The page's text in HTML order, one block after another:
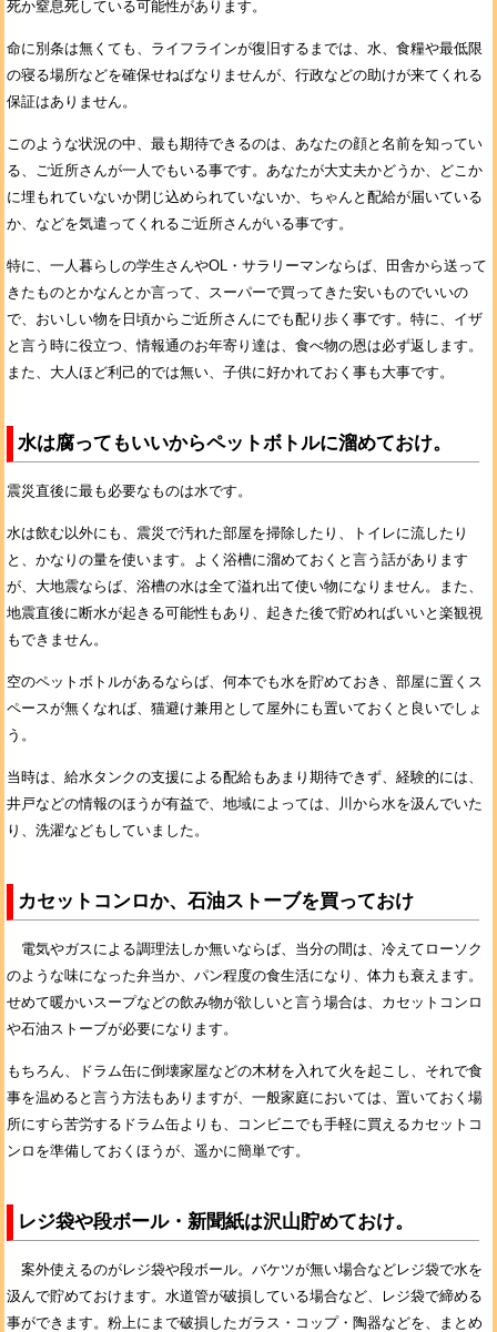
死か窒息死している可能性があります。
命に別条は無くても、ライフラインが復旧するまでは、水、食糧や最低限
の寝る場所などを確保せねばなりませんが、行政などの助けが来てくれる
保証はありません。
このような状況の中、最も期待できるのは、あなたの顔と名前を知ってい
る、ご近所さんが一人でもいる事です。あなたが大丈夫かどうか、どこか
に埋もれていないか閉じ込められていないか、ちゃんと配給が届いている
か、などを気遣ってくれるご近所さんがいる事です。
特に、一人暮らしの学生さんやOL・サラリーマンならば、田舎から送って
きたものとかなんとか言って、スーパーで買ってきた安いものでいいの
で、おいしい物を日頃からご近所さんにでも配り歩く事です。特に、イザ
と言う時に役立つ、情報通のお年寄り達は、食べ物の恩は必ず返します。
また、大人ほど利己的では無い、子供に好かれておく事も大事です。
水は腐ってもいいからペットボトルに溜めておけ。
震災直後に最も必要なものは水です。
水は飲む以外にも、震災で汚れた部屋を掃除したり、トイレに流したり
と、かなりの量を使います。よく浴槽に溜めておくと言う話があります
が、大地震ならば、浴槽の水は全て溢れ出て使い物になりません。また、
地震直後に断水が起きる可能性もあり、起きた後で貯めればいいと楽観視
もできません。
空のペットボトルがあるならば、何本でも水を貯めておき、部屋に置くス
ペースが無くなれば、猫避け兼用として屋外にも置いておくと良いでしょ
う。
当時は、給水タンクの支援による配給もあまり期待できず、経験的には、
井戸などの情報のほうが有益で、地域によっては、川から水を汲んでいた
り、洗濯などもしていました。
カセットコンロか、石油ストーブを買っておけ
電気やガスによる調理法しか無いならば、当分の間は、冷えてローソク
のような味になった弁当か、パン程度の食生活になり、体力も衰えます。
せめて暖かいスープなどの飲み物が欲しいと言う場合は、カセットコンロ
や石油ストーブが必要になります。
もちろん、ドラム缶に倒壊家屋などの木材を入れて火を起こし、それで食
事を温めると言う方法もありますが、一般家庭においては、置いておく場
所にすら苦労するドラム缶よりも、コンビニでも手軽に買えるカセットコ
ンロを準備しておくほうが、遥かに簡単です。
レジ袋や段ボール・新聞紙は沢山貯めておけ。
案外使えるのがレジ袋や段ボール。バケツが無い場合などレジ袋で水を
汲んで貯めておけます。水道管が破損している場合など、レジ袋で締める
事ができます。粉上にまで破損したガラス・コップ・陶器などを、まとめ